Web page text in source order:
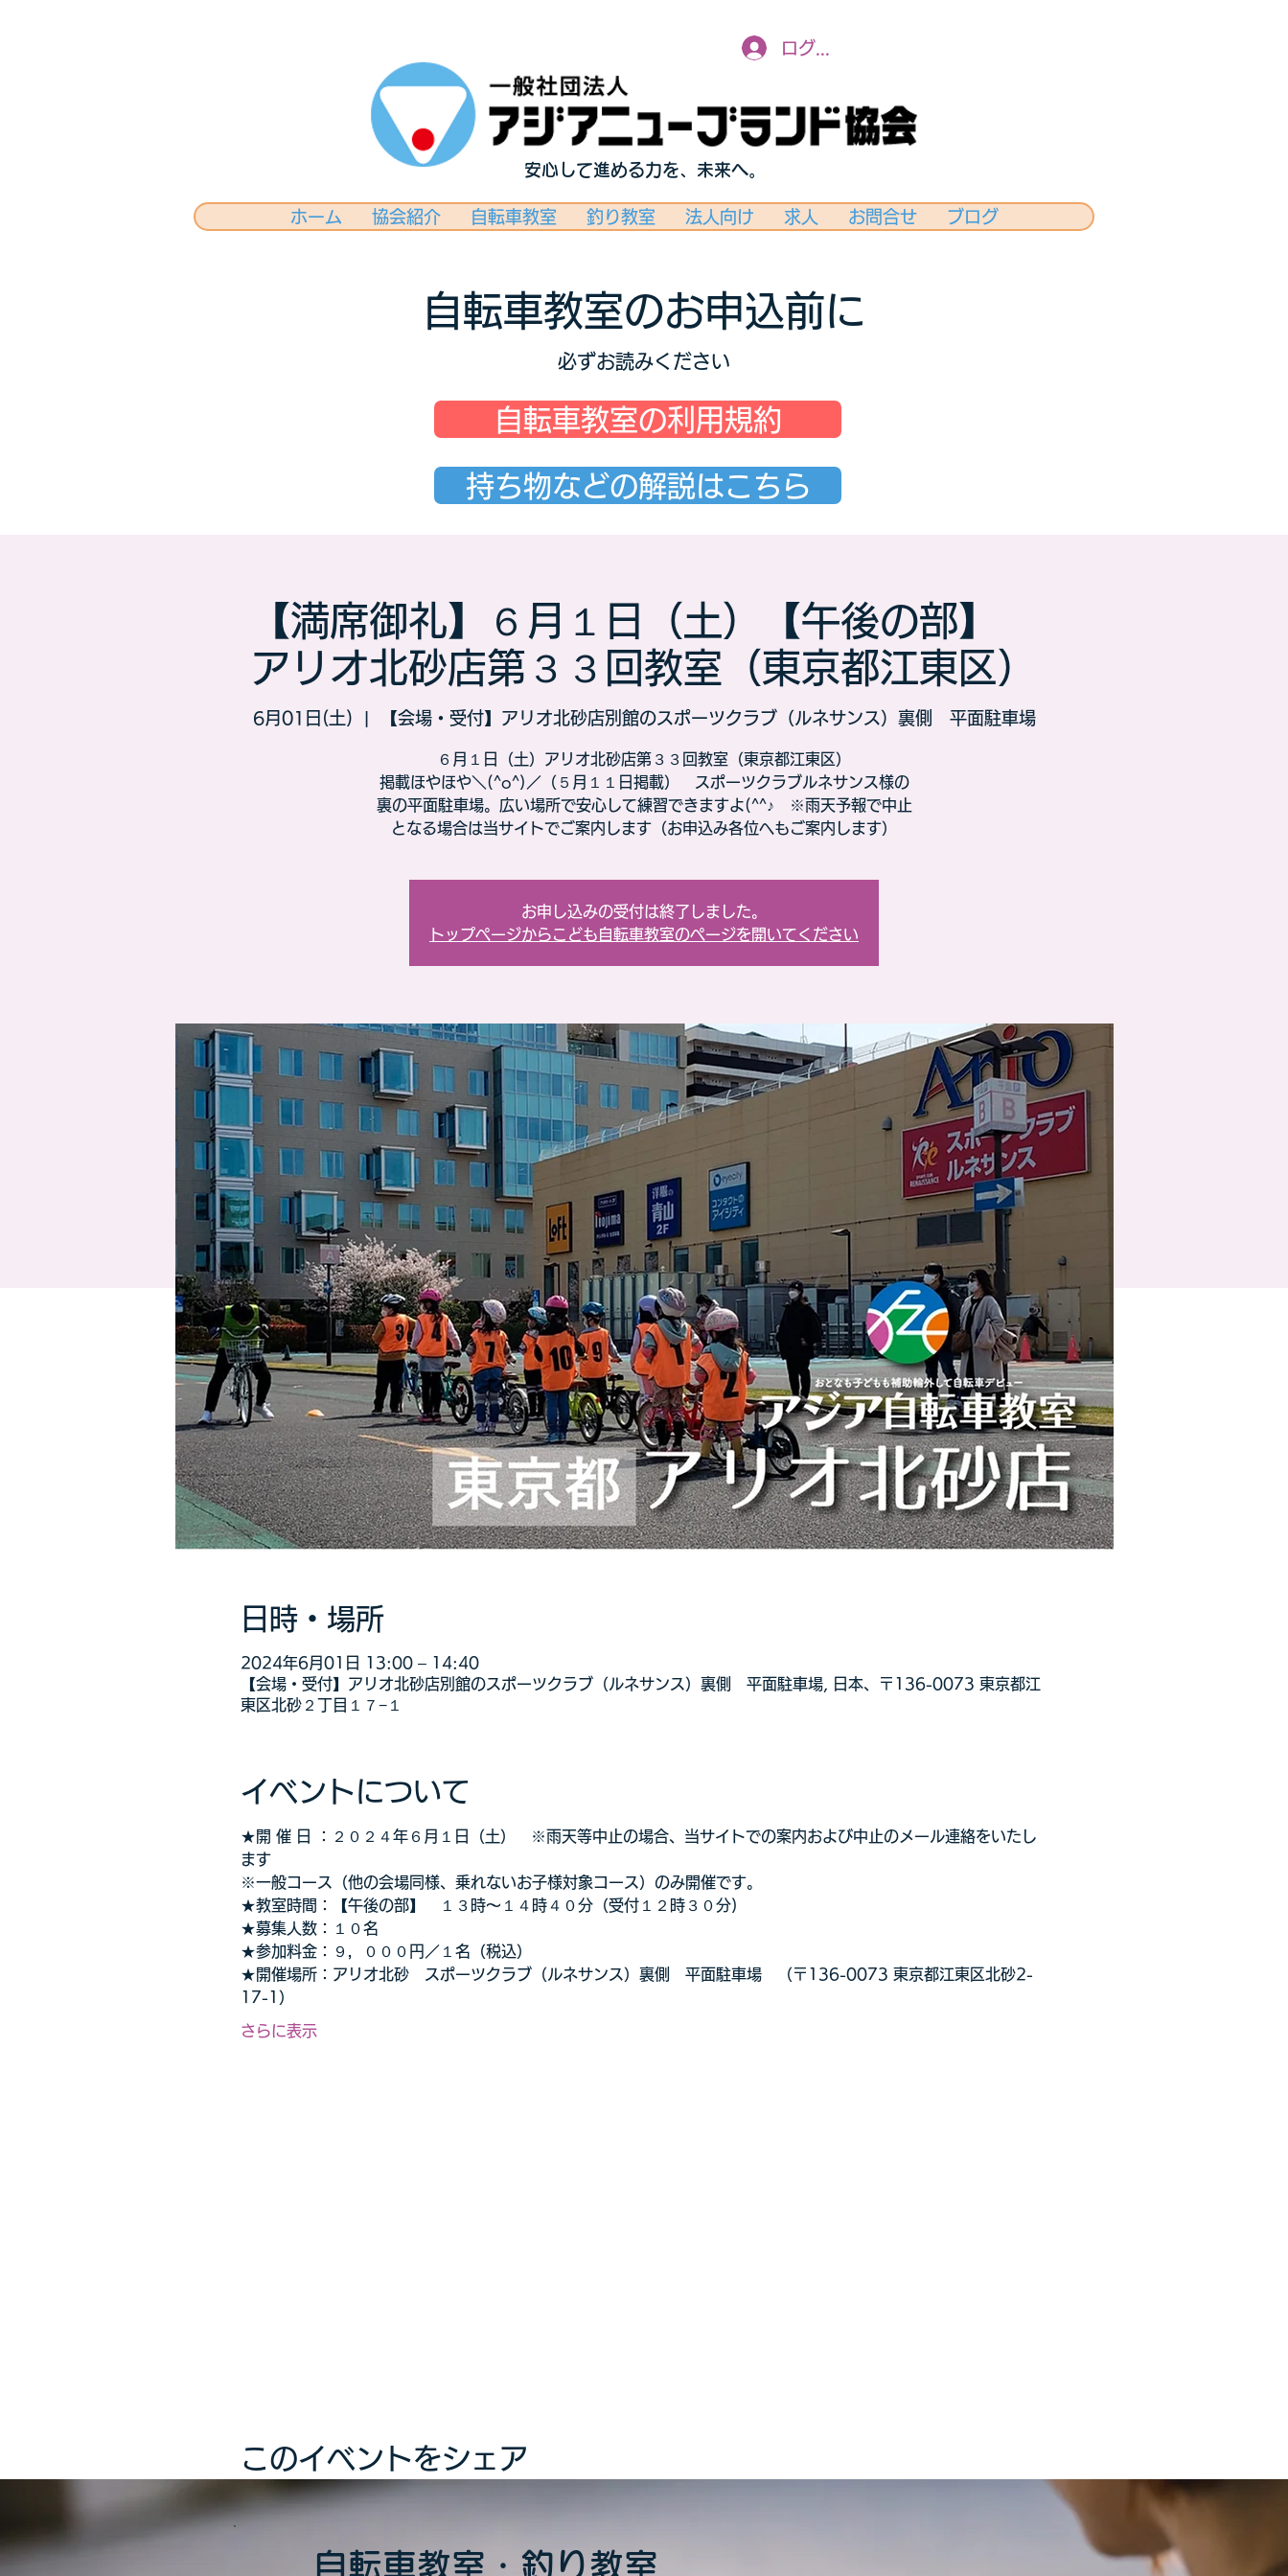
安心して進める力を、未来へ。
ログイン
ホーム 協会紹介 自転車教室 釣り教室 法人向け 求人 お問合せ ブログ
自転車教室のお申込前に
必ずお読みください
自転車教室の利用規約
持ち物などの解説はこちら
【満席御礼】６月１日（土）【午後の部】
アリオ北砂店第３３回教室（東京都江東区）
6月01日(土) 【会場・受付】アリオ北砂店別館のスポーツクラブ（ルネサンス）裏側 平面駐車場
６月１日（土）アリオ北砂店第３３回教室（東京都江東区）​
掲載ほやほや＼(^o^)／（５月１１日掲載） スポーツクラブルネサンス様の
裏の平面駐車場。広い場所で安心して練習できますよ(^^♪ ※雨天予報で中止
となる場合は当サイトでご案内します（お申込み各位へもご案内します）
お申し込みの受付は終了しました。
トップページからこども自転車教室のページを開いてください
日時・場所
2024年6月01日 13:00 – 14:40
【会場・受付】アリオ北砂店別館のスポーツクラブ（ルネサンス）裏側 平面駐車場, 日本、〒136-0073 東京都江
東区北砂２丁目１７−１
イベントについて
★開 催 日 ：２０２４年６月１日（土）　※雨天等中止の場合、当サイトでの案内および中止のメール連絡をいたし
ます
※一般コース（他の会場同様、乗れないお子様対象コース）のみ開催です。
★教室時間：【午後の部】　１３時～１４時４０分（受付１２時３０分)
★募集人数：１０名
★参加料金：９，０００円／１名（税込）
★開催場所：アリオ北砂　スポーツクラブ（ルネサンス）裏側　平面駐車場　（〒136-0073 東京都江東区北砂2-
17-1）
さらに表示
このイベントをシェア
自転車教室・釣り教室